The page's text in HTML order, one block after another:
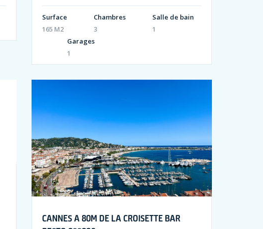
Surface
165 M2
Chambres
3
Salle de bain
1
Garages
1
CANNES A 80M DE LA CROISETTE BAR